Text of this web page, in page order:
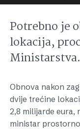
Potrebno je
lokacija,
Ministarstva.
Obnova nakon
dvije trećine
2,8 milijarde eura,
ministar